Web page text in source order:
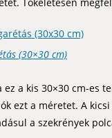
(30×30 cm)
a kis 30×30 cm-es
ezt a méretet. A
a szekrények